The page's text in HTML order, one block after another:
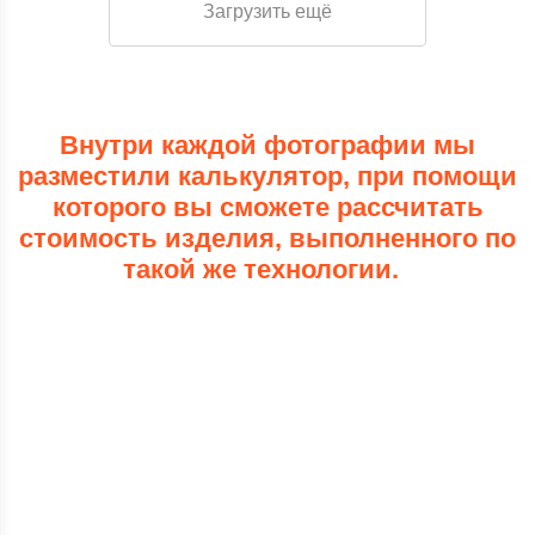
Загрузить ещё
Внутри каждой фотографии мы
разместили калькулятор, при помощи
которого вы сможете рассчитать
стоимость изделия, выполненного по
такой же технологии.